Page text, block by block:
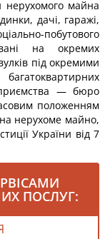
нерухомого майна
дачі, гаражі,
побутового
на окремих
під окремими
— бюро
положенням
нерухоме майно,
України від 7
ПОСЛУГ: